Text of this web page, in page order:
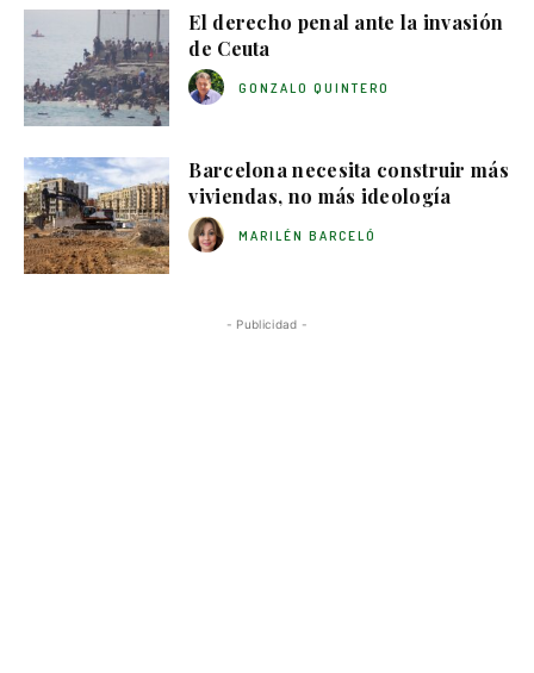
El derecho penal ante la invasión
de Ceuta
GONZALO QUINTERO
Barcelona necesita construir más
viviendas, no más ideología
MARILÉN BARCELÓ
- Publicidad -